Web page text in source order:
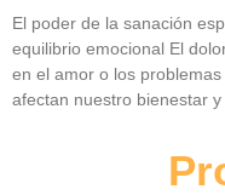
El poder de la sanación
equilibrio emocional El
en el amor o los
afectan nuestro bienestar